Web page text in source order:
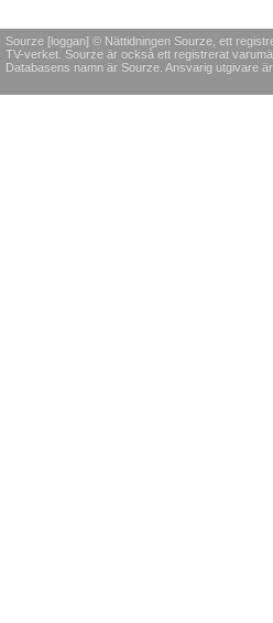
Sourze [loggan] © Nättidningen Sourze, ett
TV-verket. Sourze är också ett registrerat
Databasens namn är Sourze. Ansvarig utgivare